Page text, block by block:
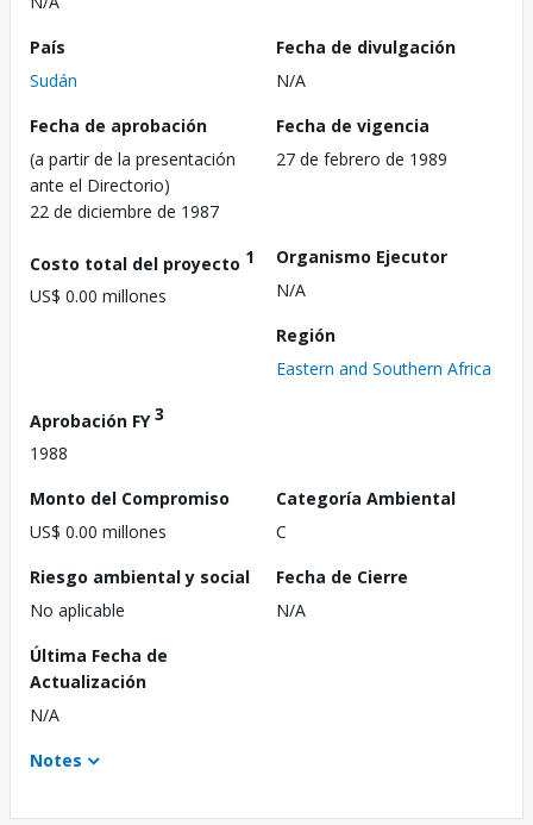
País
Sudán
Fecha de divulgación
N/A
Fecha de aprobación
(a partir de la presentación
ante el Directorio)
22 de diciembre de 1987
Fecha de vigencia
27 de febrero de 1989
Costo total del proyecto 1
US$ 0.00 millones
Organismo Ejecutor
N/A
Región
Eastern and Southern Africa
Aprobación FY3
1988
Monto del Compromiso
US$ 0.00 millones
Categoría Ambiental
C
Riesgo ambiental y social
No aplicable
Fecha de Cierre
N/A
Última Fecha de
Actualización
N/A
Notes